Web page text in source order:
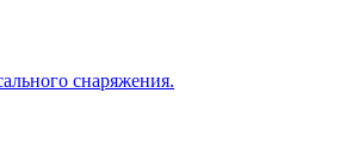
снаряжения.